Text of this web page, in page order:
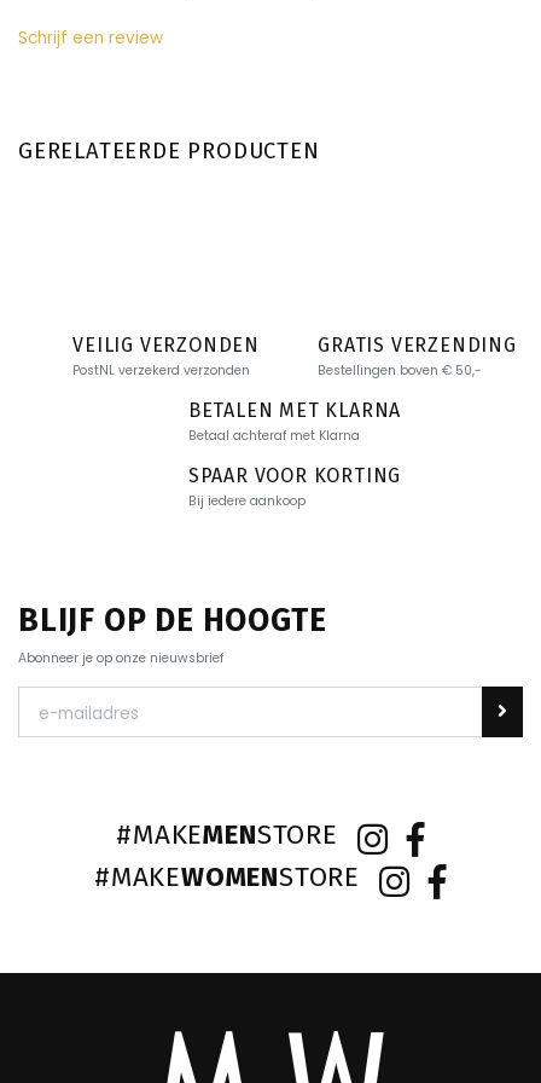
Schrijf een review
GERELATEERDE PRODUCTEN
VEILIG VERZONDEN
PostNL verzekerd verzonden
GRATIS VERZENDING
Bestellingen boven € 50,-
BETALEN MET KLARNA
Betaal achteraf met Klarna
SPAAR VOOR KORTING
Bij iedere aankoop
BLIJF OP DE HOOGTE
Abonneer je op onze nieuwsbrief
#MAKEMENSTORE
#MAKEWOMENSTORE